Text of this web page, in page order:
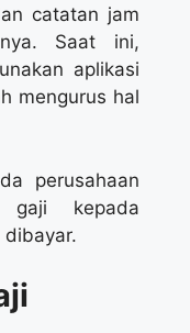
catatan jam
Saat ini,
aplikasi
mengurus hal
perusahaan
gaji kepada
dibayar.